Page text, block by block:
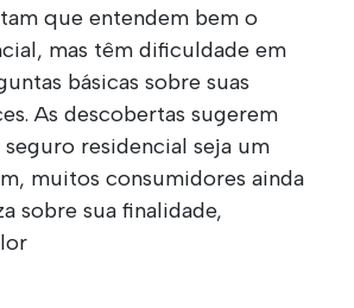
que entendem bem o
mas têm dificuldade em
básicas sobre suas
As descobertas sugerem
residencial seja um
muitos consumidores ainda
sobre sua finalidade,